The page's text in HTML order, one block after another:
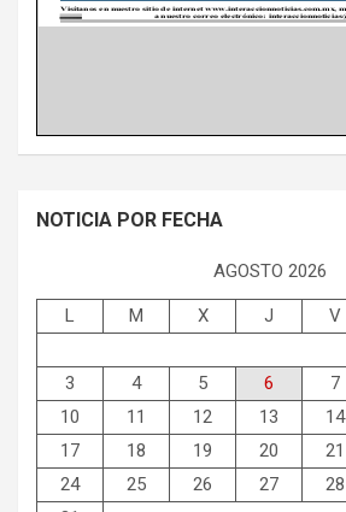
NOTICIA POR FECHA
AGOSTO 2026
L M X J V
3
4 5 6 7
10
11 12 13 14
17
18 19 20 21
24
25 26 27 28